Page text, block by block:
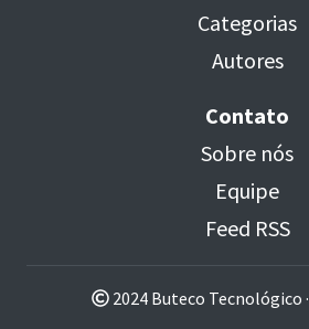
Categorias
Autores
Contato
Sobre nós
Equipe
Feed RSS
2024 Buteco Tecnológico ·